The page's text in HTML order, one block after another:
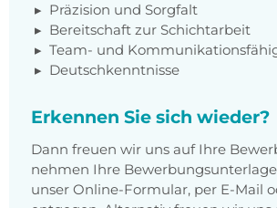
Präzision und Sorgfalt
Bereitschaft zur Schichtarbeit
Team- und
Deutschkenntnisse
Erkennen Sie sich wieder?
Dann freuen wir uns auf Ihre
nehmen Ihre
unser Online-Formular, per E-Mail